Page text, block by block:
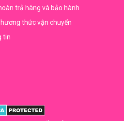
trả hàng và bảo hành
thức vận chuyển
tin